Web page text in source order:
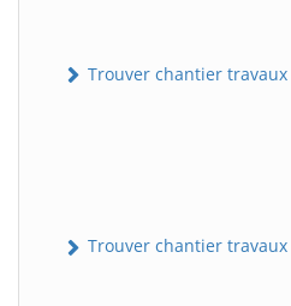
Trouver chantier travaux
Trouver chantier travaux